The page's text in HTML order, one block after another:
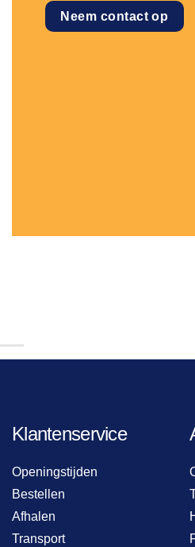
Neem contact op
Klantenservice
Openingstijden
Bestellen
Afhalen
Transport